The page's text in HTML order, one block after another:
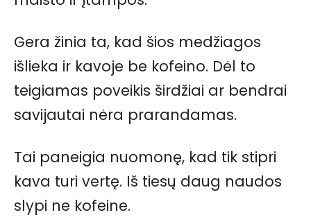
Gera žinia ta, kad šios medžiagos
išlieka ir kavoje be kofeino. Dėl to
teigiamas poveikis širdžiai ar bendrai
savijautai nėra prarandamas.
Tai paneigia nuomonę, kad tik stipri
kava turi vertę. Iš tiesų daug naudos
slypi ne kofeine.